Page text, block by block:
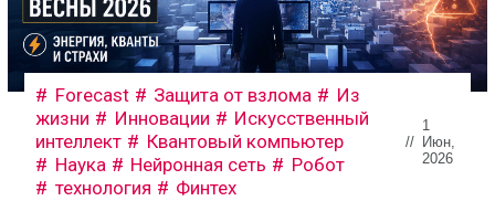
Forecast Защита от взлома
Из
жизни
Инновации
Искусственный
интеллект
Квантовый компьютер
Наука
Нейронная сеть
Робот
технология
Финтех
//
1
Июн,
2026